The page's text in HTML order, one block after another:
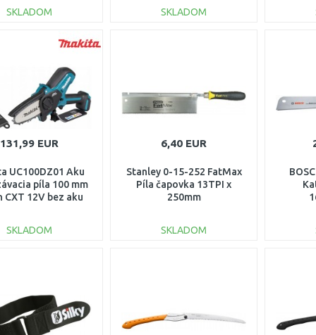
SKLADOM
DO KOŠÍKA
SKLADOM
131,99 EUR
UC100DZ01 Aku
píla 100 mm
CXT 12V bez aku
SKLADOM
6,40 EUR
Stanley 0-15-252 FatMax
Píla čapovka 13TPI x
250mm
SKLADOM